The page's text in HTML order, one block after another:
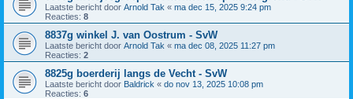
Laatste bericht door Arnold Tak « ma dec 15, 2025 9:24 pm
Reacties: 8
8837g winkel J. van Oostrum - SvW
Laatste bericht door Arnold Tak « ma dec 08, 2025 11:27 pm
Reacties: 2
8825g boerderij langs de Vecht - SvW
Laatste bericht door Baldrick « do nov 13, 2025 10:08 pm
Reacties: 6